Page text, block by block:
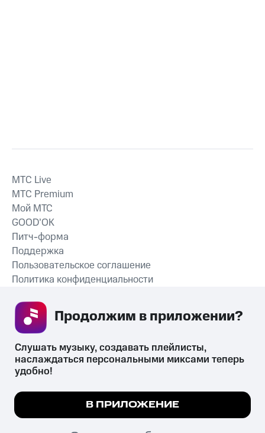
СКАЧАТЬ ПРИЛОЖЕНИЕ
MTС Live
MTС Premium
Мой МТС
GOOD’OK
Питч-форма
Поддержка
Пользовательское соглашение
Политика конфиденциальности
психотропных веществ, их аналогов причиняет вред здоровью,
их незаконный оборот запрещён и влечёт установленную
законодательством ответственность.
© 2026 ООО «КИОН».
Мы используем куки, чтобы на сайте все
Подробнее
Слушать музыку, создавать плейлисты,
наслаждаться персональными миксами теперь
удобно!
В ПРИЛОЖЕНИЕ